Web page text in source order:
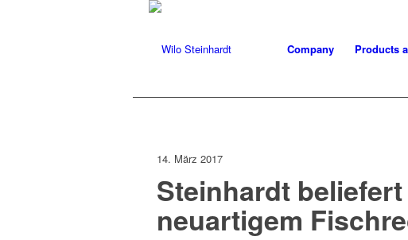
Company Products
14. März 2017
Steinhardt
neuartigem